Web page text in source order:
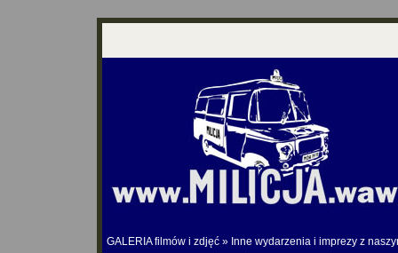
GALERIA filmów i zdjęć » Inne wydarzenia i imprezy z